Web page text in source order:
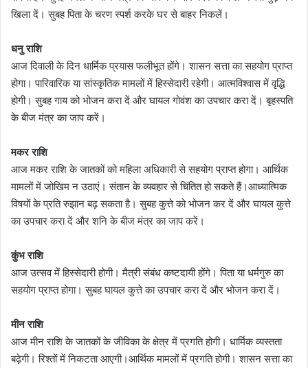
खिला दें। सुबह पिता के चरण स्पर्श करके घर से बाहर निकलें।
धनु राशि
आज दिवाली के दिन धार्मिक प्रयास फलीभूत होंगे। शासन सत्ता का सहयोग प्राप्त
होगा। पारिवारिक या सांस्कृतिक मामलों में हिस्सेदारी रहेगी। आत्मविश्वास में वृद्धि
होगी। सुबह गाय को भोजन करा दें और घायल गोवंश का उपचार करा दें। बृहस्पति
के बीज मंत्र का जाप करें।
मकर राशि
आज मकर राशि के जातकों को महिला अधिकारी से सहयोग प्राप्त होगा। आर्थिक
मामलों में जोखिम न उठाएं। संतान के व्यवहार से चिंतित हो सकते हैं।आध्यात्मिक
विषयों के प्रति रुझान बढ़ सकता है। सुबह कुत्ते को भोजन कर दें और घायल कुत्ते
का उपचार करा दें और शनि के बीज मंत्र का जाप करें।
कुंभ राशि
आज उत्सव में हिस्सेदारी होगी। मैत्री संबंध कष्टदायी होंगे। पिता या धर्मगुरु का
सहयोग प्राप्त होगा। सुबह घायल कुत्ते का उपचार करा दें और भोजन करा दें।
मीन राशि
आज मीन राशि के जातकों के जीविका के क्षेत्र में प्रगति होगी। धार्मिक व्यस्तता
बढ़ेगी। रिश्तों में निकटता आएगी।आर्थिक मामलों में प्रगति होगी। शासन सत्ता का